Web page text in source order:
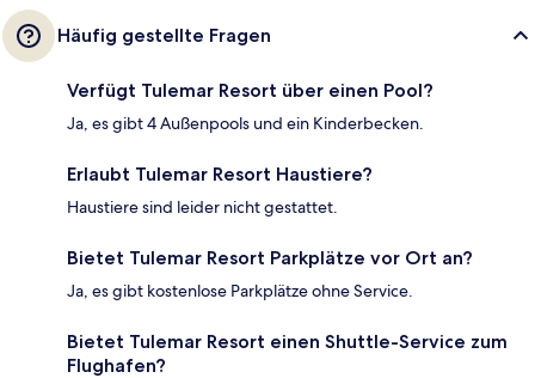
Häufig gestellte Fragen
Verfügt Tulemar Resort über einen Pool?
Ja, es gibt 4 Außenpools und ein Kinderbecken.
Erlaubt Tulemar Resort Haustiere?
Haustiere sind leider nicht gestattet.
Bietet Tulemar Resort Parkplätze vor Ort an?
Ja, es gibt kostenlose Parkplätze ohne Service.
Bietet Tulemar Resort einen Shuttle-Service zum
Flughafen?